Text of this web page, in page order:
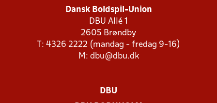
Dansk Boldspil-Union
DBU Allé 1
2605 Brøndby
T: 4326 2222 (mandag - fredag 9-16)
M: dbu@dbu.dk
DBU